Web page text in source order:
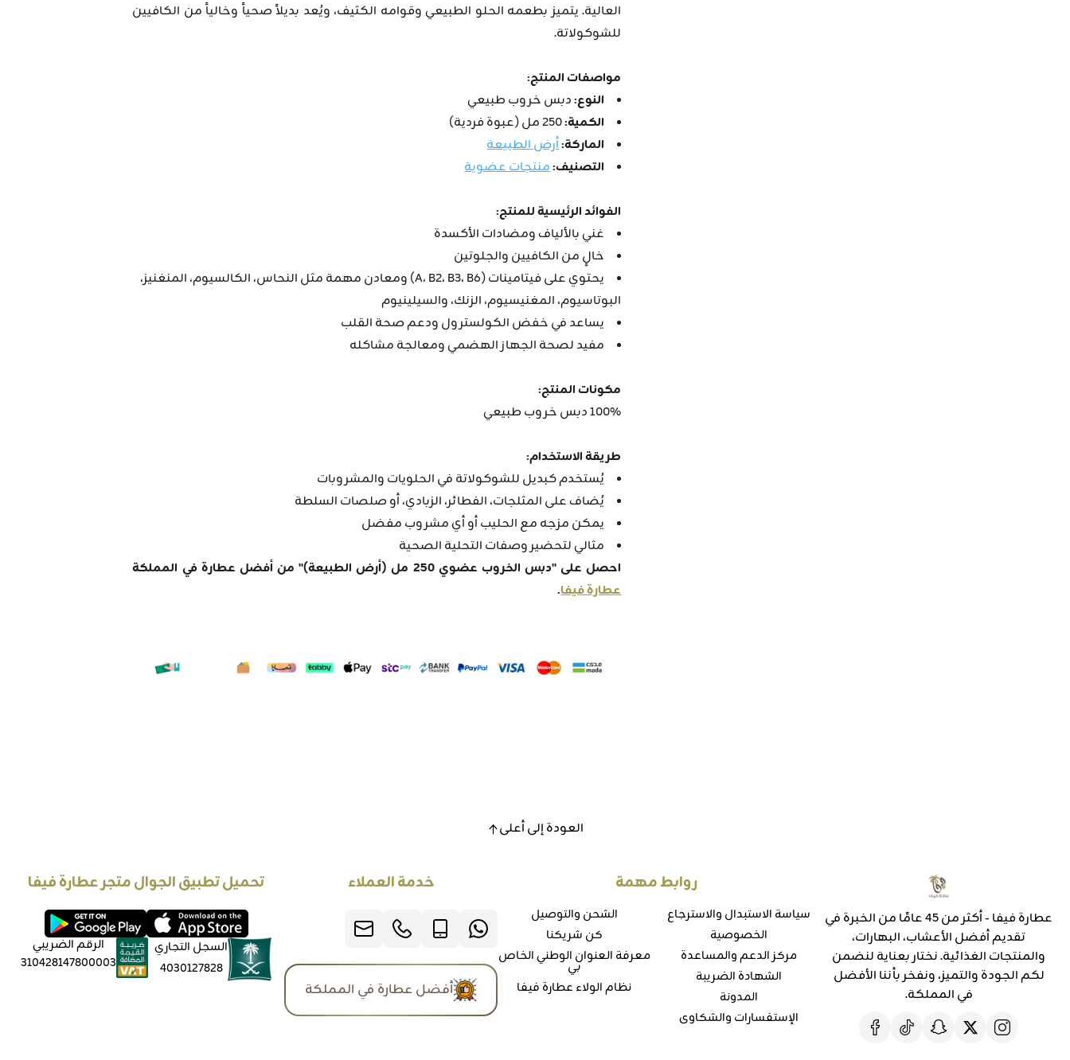
العالية. يتميز بطعمه الحلو الطبيعي وقوامه الكثيف، ويُعد بديلاً صحياً وخالياً من الكافيين
للشوكولاتة.
مواصفات المنتج:
النوع:دبس خروب طبيعي
الكمية:250 مل (عبوة فردية)
الماركة:أرض الطبيعة
التصنيف:منتجات عضوية
الفوائد الرئيسية للمنتج:
غني بالألياف ومضادات الأكسدة
خالٍ من الكافيين والجلوتين
يحتوي على فيتامينات (A، B2، B3، B6) ومعادن مهمة مثل النحاس، الكالسيوم، المنغنيز،
البوتاسيوم، المغنيسيوم، الزنك، والسيلينيوم
يساعد في خفض الكولسترول ودعم صحة القلب
مفيد لصحة الجهاز الهضمي ومعالجة مشاكله
مكونات المنتج:
100% دبس خروب طبيعي
طريقة الاستخدام:
يُستخدم كبديل للشوكولاتة في الحلويات والمشروبات
يُضاف على المثلجات، الفطائر، الزبادي، أو صلصات السلطة
يمكن مزجه مع الحليب أو أي مشروب مفضل
مثالي لتحضير وصفات التحلية الصحية
احصل على "دبس الخروب عضوي 250 مل (أرض الطبيعة)" من أفضل عطارة في المملكة
عطارة فيفا.
العودة إلى أعلى
عطارة فيفا - أكثر من 45 عامًا من الخبرة في
تقديم أفضل الأعشاب، البهارات،
والمنتجات الغذائية. نختار بعناية لنضمن
لكم الجودة والتميز، ونفخر بأننا الأفضل
في المملكة.
روابط مهمة
سياسة الاستبدال والاسترجاع
الخصوصية
مركز الدعم والمساعدة
الشهادة الضريبة
المدونة
الإستفسارات والشكاوي
الشحن والتوصيل
كن شريكنا
معرفة العنوان الوطني الخاص
بي
نظام الولاء عطارة فيفا
خدمة العملاء
أفضل عطارة في المملكة
تحميل تطبيق الجوال متجر عطارة فيفا
السجل التجاري
4030127828
الرقم الضريبي
310428147800003